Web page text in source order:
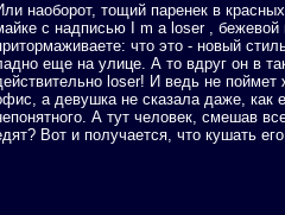
наоборот, тощий паренек в
с надписью I m a loser , бежевой
что это - новый
еще на улице. А то вдруг он в
loser! И ведь не поймет
а девушка не сказала даже, как
А тут человек, смешав
Вот и получается, что кушать